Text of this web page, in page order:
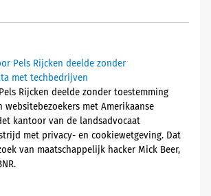
Pels Rijcken deelde zonder
met techbedrijven
Rijcken deelde zonder toestemming
websitebezoekers met Amerikaanse
kantoor van de landsadvocaat
met privacy- en cookiewetgeving. Dat
van maatschappelijk hacker Mick Beer,